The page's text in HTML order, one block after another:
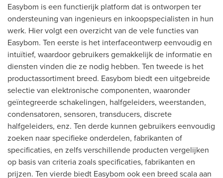
Easybom is een functierijk platform dat is ontworpen ter
ondersteuning van ingenieurs en inkoopspecialisten in hun
werk. Hier volgt een overzicht van de vele functies van
Easybom. Ten eerste is het interfaceontwerp eenvoudig en
intuïtief, waardoor gebruikers gemakkelijk de informatie en
diensten vinden die ze nodig hebben. Ten tweede is het
productassortiment breed. Easybom biedt een uitgebreide
selectie van elektronische componenten, waaronder
geïntegreerde schakelingen, halfgeleiders, weerstanden,
condensatoren, sensoren, transducers, discrete
halfgeleiders, enz. Ten derde kunnen gebruikers eenvoudig
zoeken naar specifieke onderdelen, fabrikanten of
specificaties, en zelfs verschillende producten vergelijken
op basis van criteria zoals specificaties, fabrikanten en
prijzen. Ten vierde biedt Easybom ook een breed scala aan